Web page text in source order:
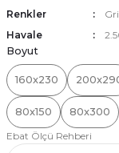
Renkler
Gri
Havale
Boyut
160x230
80x150
80x300
Ebat Ölçü Rehberi